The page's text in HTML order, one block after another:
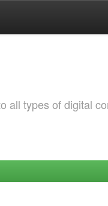
all types of digital